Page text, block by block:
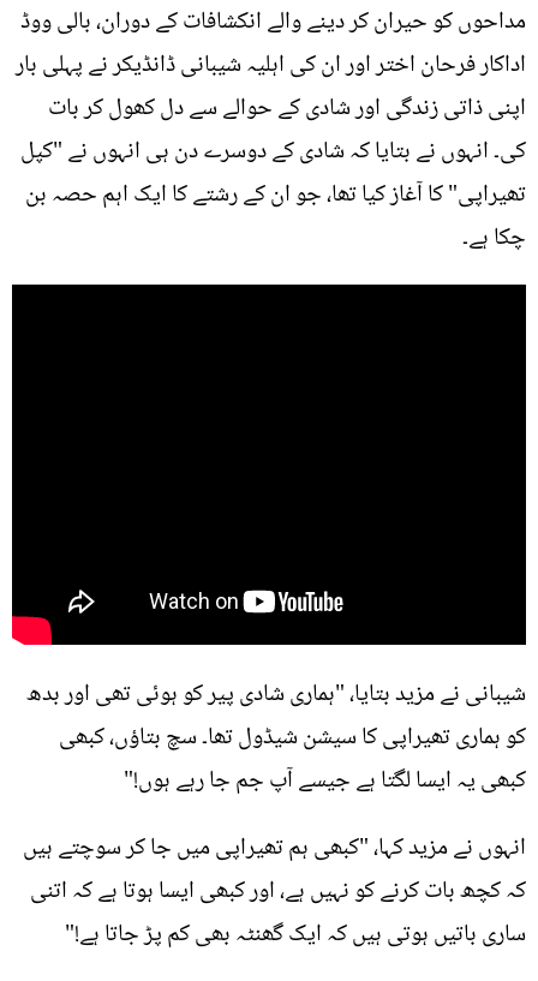
مداحوں کو حیران کر دینے والے انکشافات کے دوران، بالی ووڈ
اداکار فرحان اختر اور ان کی اہلیہ شیبانی ڈانڈیکر نے پہلی بار
اپنی ذاتی زندگی اور شادی کے حوالے سے دل کھول کر بات
کی۔ انہوں نے بتایا کہ شادی کے دوسرے دن ہی انہوں نے "کپل
تھیراپی" کا آغاز کیا تھا، جو ان کے رشتے کا ایک اہم حصہ بن
چکا ہے۔
شیبانی نے مزید بتایا، "ہماری شادی پیر کو ہوئی تھی اور بدھ
کو ہماری تھیراپی کا سیشن شیڈول تھا۔ سچ بتاؤں، کبھی
کبھی یہ ایسا لگتا ہے جیسے آپ جم جا رہے ہوں!"
انہوں نے مزید کہا، "کبھی ہم تھیراپی میں جا کر سوچتے ہیں
کہ کچھ بات کرنے کو نہیں ہے، اور کبھی ایسا ہوتا ہے کہ اتنی
ساری باتیں ہوتی ہیں کہ ایک گھنٹہ بھی کم پڑ جاتا ہے!"